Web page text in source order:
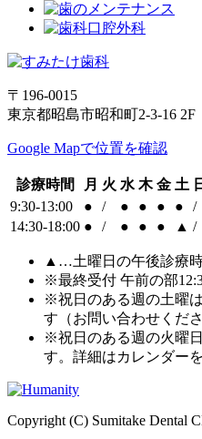
〒196-0015
東京都昭島市昭和町2-3-16 2F
Google Mapで位置を確認
診療時間 月 火 水 木 金 土
9:30-13:00
● / ● ● ● ● /
14:30-18:00 ● / ● ● ● ▲ /
▲…土曜日の午後診療時
※最終受付 午前の部
※祝日のある週の土曜
す（お問い合わせくださ
※祝日のある週の火曜
す。詳細はカレンダー
Copyright (C) Sumitake Dental